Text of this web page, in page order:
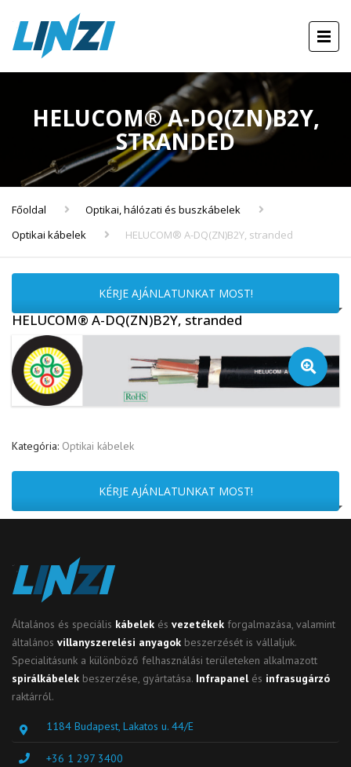
HELUCOM® A-DQ(ZN)B2Y,
STRANDED
Főoldal
Optikai, hálózati és buszkábelek
Optikai kábelek
HELUCOM® A-DQ(ZN)B2Y, stranded
KÉRJE AJÁNLATUNKAT MOST!
HELUCOM® A-DQ(ZN)B2Y, stranded
🔍
Kategória: Optikai kábelek
KÉRJE AJÁNLATUNKAT MOST!
Általános és speciális kábelek és vezetékek forgalmazása, valamint
általános villanyszerelési anyagok beszerzését is vállaljuk.
Specialitásunk a különböző felhasználási területeken alkalmazott
spirálkábelek beszerzése, gyártatása. Infrapanel és infrasugárzó
raktárról.
1184 Budapest, Lakatos u. 44/E
+36 1 297 3400